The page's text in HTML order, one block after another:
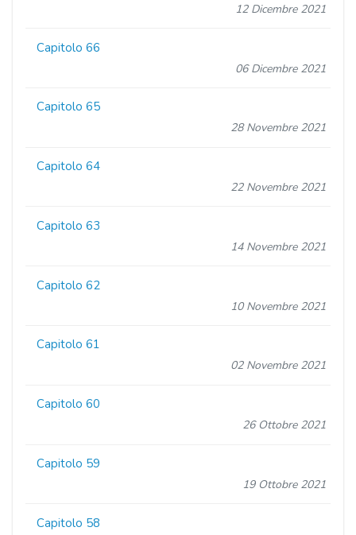
12 Dicembre 2021
Capitolo 66
06 Dicembre 2021
Capitolo 65
28 Novembre 2021
Capitolo 64
22 Novembre 2021
Capitolo 63
14 Novembre 2021
Capitolo 62
10 Novembre 2021
Capitolo 61
02 Novembre 2021
Capitolo 60
26 Ottobre 2021
Capitolo 59
19 Ottobre 2021
Capitolo 58